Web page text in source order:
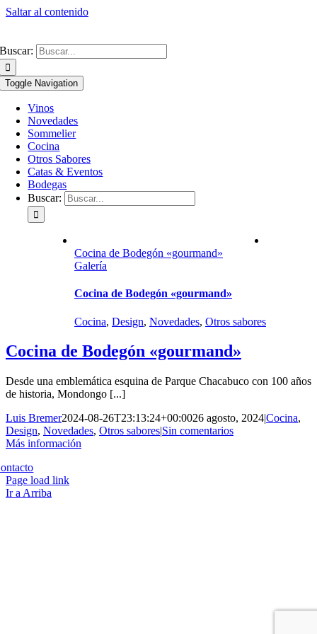
Saltar al contenido
Buscar:
Toggle Navigation
Vinos
Novedades
Sommelier
Cocina
Otros Sabores
Catas & Eventos
Bodegas
Buscar:
Cocina de Bodegón «gourmand»
Galería
Cocina de Bodegón «gourmand»
Cocina, Design, Novedades, Otros sabores
Cocina de Bodegón «gourmand»
Desde una emblemática esquina de Parque Chacabuco con 100 años
de historia, Mondongo [...]
Luis Bremer2024-08-26T23:13:24+00:0026 agosto, 2024|Cocina,
Design, Novedades, Otros sabores|Sin comentarios
Más información
Page load link
Ir a Arriba